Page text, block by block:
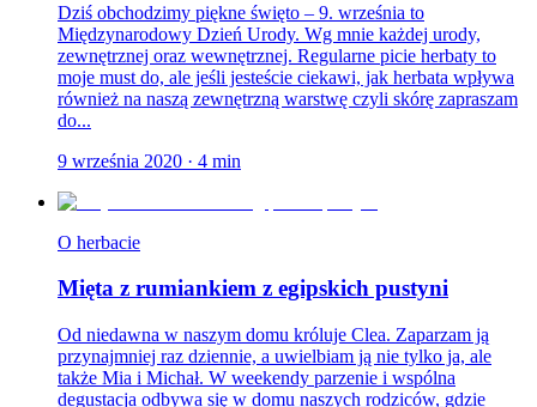
Dziś obchodzimy piękne święto – 9. września to
Międzynarodowy Dzień Urody. Wg mnie każdej urody,
zewnętrznej oraz wewnętrznej. Regularne picie herbaty to
moje must do, ale jeśli jesteście ciekawi, jak herbata wpływa
również na naszą zewnętrzną warstwę czyli skórę zapraszam
do...
9 września 2020 · 4 min
O herbacie
Mięta z rumiankiem z egipskich pustyni
Od niedawna w naszym domu króluje Clea. Zaparzam ją
przynajmniej raz dziennie, a uwielbiam ją nie tylko ja, ale
także Mia i Michał. W weekendy parzenie i wspólna
degustacja odbywa się w domu naszych rodziców, gdzie